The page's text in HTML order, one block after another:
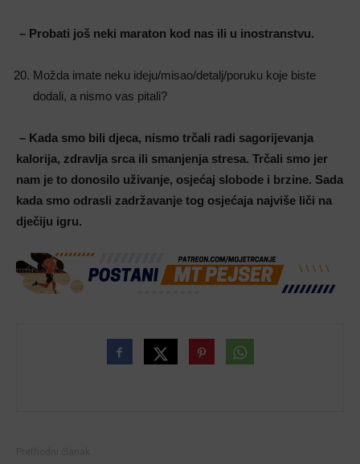
– Probati još neki maraton kod nas ili u inostranstvu.
Možda imate neku ideju/misao/detalj/poruku koje biste
dodali, a nismo vas pitali?
– Kada smo bili djeca, nismo trčali radi sagorijevanja
kalorija, zdravlja srca ili smanjenja stresa. Trčali smo jer
nam je to donosilo uživanje, osjećaj slobode i brzine. Sada
kada smo odrasli zadržavanje tog osjećaja najviše liči na
dječiju igru.